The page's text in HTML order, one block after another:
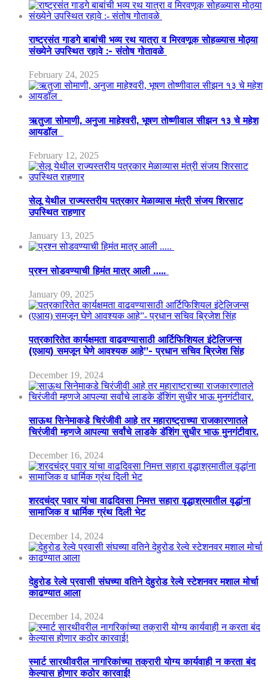
राष्ट्रसंत गाडगे बाबांची भव्य रथ यात्रा व मिरवणूक सोहळ्यास मोठ्या
संख्येने उपस्थित रहावे :- संतोष गोतावळे
February 24, 2025
ऋतुजा सोमाणी, अनुजा माहेश्वरी, भूषण तोष्णीवाल सीझन १३ चे महेश
आयडॉल
February 12, 2025
सेलू येथील राज्यस्तरीय पत्रकार मेळाव्यास मंत्री संजय शिरसाट
उपस्थित राहणार
January 13, 2025
प्रश्न सोडवण्याची हिमंत मात्र आली …..
January 09, 2025
पत्रकारितेत कार्यक्षमता वाढवण्यासाठी आर्टिफिशियल इंटेलिजन्स
(एआय) समजून घेणे आवश्यक आहे”- प्रधान सचिव ब्रिजेश सिंह
December 19, 2024
साऊथ सिनेमाकडे चिरंजीवी आहे तर महाराष्ट्राच्या राजकारणातले
चिरंजीवी म्हणजे आपल्या सर्वांचे लाडके डॅशिंग सुधीर भाऊ मुनगंटीवार.
December 16, 2024
शरदचंद्र पवार यांचा वाढदिवसा निमत्त सहारा वृद्धाश्रमातील वृद्धांना
सामाजिक व धार्मिक ग्रंथ दिली भेट
December 14, 2024
देहुरोड रेल्वे प्रवासी संघच्या वतिने देहुरोड रेल्वे स्टेशनवर मशाल मोर्चा
काढण्यात आला
December 14, 2024
स्मार्ट सारथीवरील नागरिकांच्या तक्रारी योग्य कार्यवाही न करता बंद
केल्यास होणार कठोर कारवाई!